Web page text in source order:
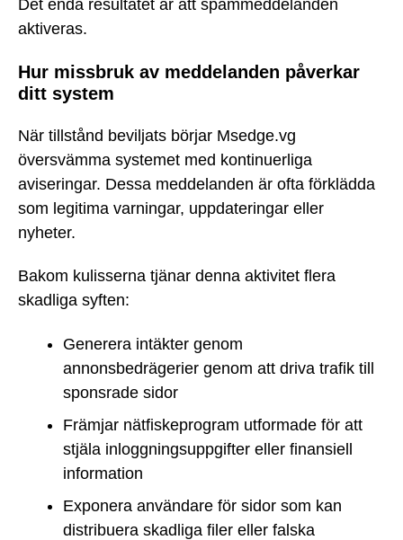
Det enda resultatet är att spammeddelanden
aktiveras.
Hur missbruk av meddelanden påverkar
ditt system
När tillstånd beviljats börjar Msedge.vg
översvämma systemet med kontinuerliga
aviseringar. Dessa meddelanden är ofta förklädda
som legitima varningar, uppdateringar eller
nyheter.
Bakom kulisserna tjänar denna aktivitet flera
skadliga syften:
Generera intäkter genom
annonsbedrägerier genom att driva trafik till
sponsrade sidor
Främjar nätfiskeprogram utformade för att
stjäla inloggningsuppgifter eller finansiell
information
Exponera användare för sidor som kan
distribuera skadliga filer eller falska